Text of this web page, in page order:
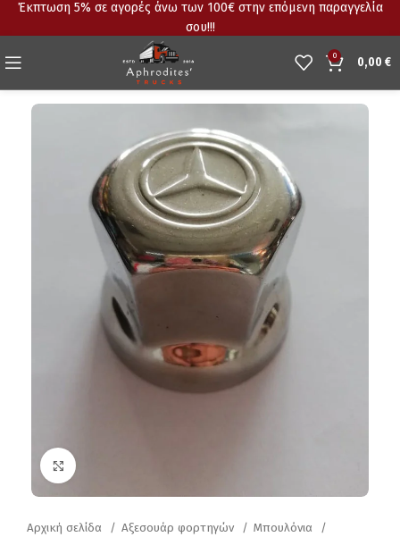
Έκπτωση 5% σε αγορές άνω των 100€ στην επόμενη παραγγελία
σου!!!
0 0,00 €
Αρχική σελίδα Αξεσουάρ φορτηγών
Μπουλόνια